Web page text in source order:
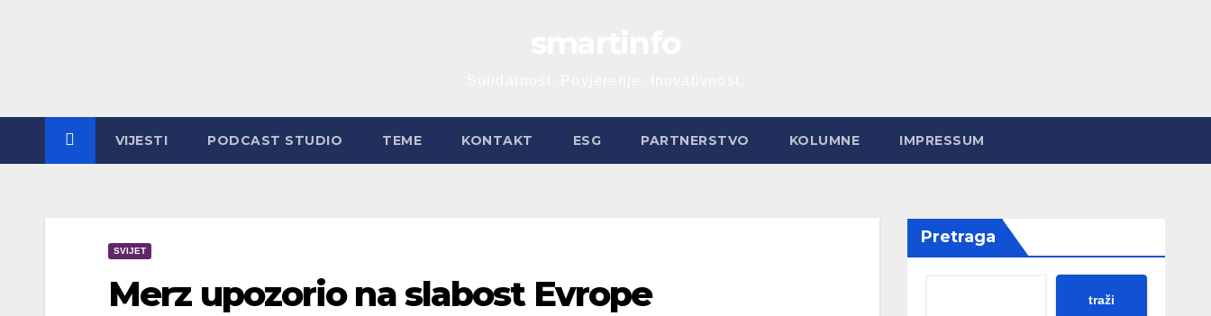
VIJESTI PODCAST STUDIO TEME KONTAKT ESG PARTNERSTVO KOLUMNE IMPRESSUM
SVIJET
Merz upozorio na slabost Evrope
Pretraga
traži